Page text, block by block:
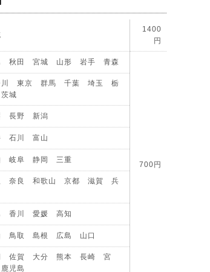
1400
円
秋田 宮城 山形 岩手 青森
700円
川 東京 群馬 千葉 埼玉 栃
城
長野 新潟
石川 富山
岐阜 静岡 三重
奈良 和歌山 京都 滋賀 兵
香川 愛媛 高知
鳥取 島根 広島 山口
佐賀 大分 熊本 長崎 宮
児島